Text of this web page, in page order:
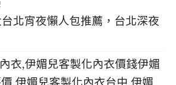
北宵夜懶人包推薦，台北深夜